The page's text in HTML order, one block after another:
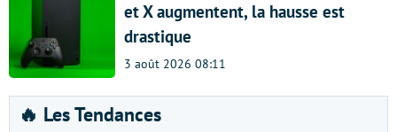
et X augmentent, la hausse est
drastique
3 août 2026 08:11
🔥 Les Tendances